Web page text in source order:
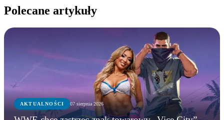
Polecane artykuły
AKTUALNOŚCI 07 sierpnia 2026